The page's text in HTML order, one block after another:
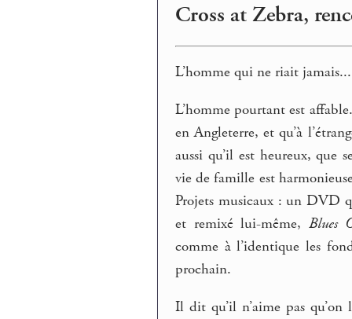
Cross at Zebra,
L’homme qui ne riait jamais...
L’homme pourtant est
en Angleterre, et qu’à
aussi qu’il est heureux, que
vie de famille est
Projets musicaux : un DVD
et remixé lui-même, Blues
comme à l’identique les
prochain.
Il dit qu’il n’aime pas